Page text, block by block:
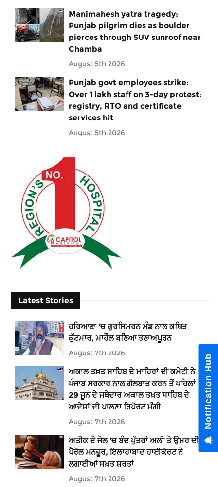
Manimahesh yatra tragedy:
Punjab pilgrim dies as boulder
pierces through SUV sunroof near
Chamba
August 5th 2026
Punjab govt employees strike:
Over 1 lakh staff on 3-day protest;
registry, RTO and certificate
services hit
August 5th 2026
Latest Stories
ਹਰਿਆਣਾ 'ਚ ਗੁਰਸਿਮਰਨ ਮੰਡ ਨਾਲ ਕਥਿਤ
ਕੁੱਟਮਾਰ, ਮਾਹੌਲ ਬਣਿਆ ਤਣਾਅਪੂਰਨ
August 7th 2026
ਅਕਾਲ ਤਖ਼ਤ ਸਾਹਿਬ ਦੇ ਮਾਹਿਰਾਂ ਦੀ ਕਮੇਟੀ ਨੇ
ਪੰਜਾਬ ਸਰਕਾਰ ਨਾਲ ਗੱਲਬਾਤ ਕਰਨ ਤੋਂ ਪਹਿਲਾਂ
29 ਜੂਨ ਦੇ ਜਥੇਦਾਰ ਅਕਾਲ ਤਖ਼ਤ ਸਾਹਿਬ ਦੇ
ਆਦੇਸ਼ਾਂ ਦੀ ਪਾਲਣਾ ਰਿਪੋਰਟ ਮੰਗੀ
August 7th 2026
ਅਤੀਕ ਦੇ ਜੇਲ 'ਚ ਬੰਦ ਪੁੱਤਰਾਂ ਅਲੀ ਤੇ ਉਮਰ ਦੀ
ਪੈਰੋਲ ਮਨਜ਼ੂਰ, ਇਲਾਹਾਬਾਦ ਹਾਈਕੋਰਟ ਨੇ
ਲਗਾਈਆਂ ਸਖ਼ਤ ਸ਼ਰਤਾਂ
August 7th 2026
Notification Hub